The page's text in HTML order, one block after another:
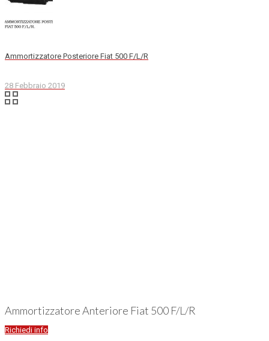
Ammortizzatore Posteriore Fiat 500 F/L/R
28 Febbraio 2019
Ammortizzatore Anteriore Fiat 500 F/L/R
Richiedi info